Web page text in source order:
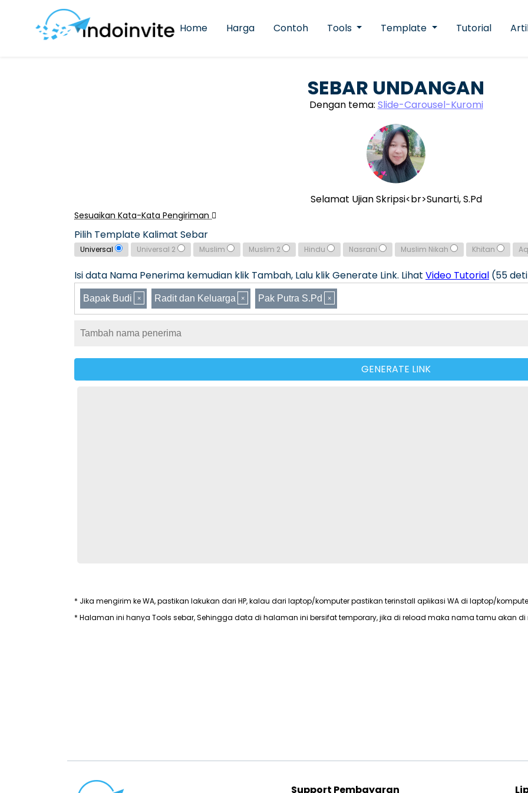
Home Harga Contoh Tools Template Tutorial
SEBAR UNDANGAN
Dengan tema: Slide-Carousel-Kuromi
Selamat Ujian Skripsi<br>Sunarti, S.Pd
Sesuaikan Kata-Kata Pengiriman
Pilih Template Kalimat Sebar
Universal Universal 2 Muslim Muslim 2 Hindu Nasrani Muslim Nikah Khitan
Isi data Nama Penerima kemudian klik Tambah, Lalu klik Generate Link. Lihat Video Tutorial (55
Bapak Budi Radit dan Keluarga Pak Putra S.Pd
GENERATE LINK
* Jika mengirim ke WA, pastikan lakukan dari HP, kalau dari laptop/komputer pastikan terinstall aplikasi WA di laptop/
* Halaman ini hanya Tools sebar, Sehingga data di halaman ini bersifat temporary, jika di reload maka nama tamu akan di
Support Pembayaran